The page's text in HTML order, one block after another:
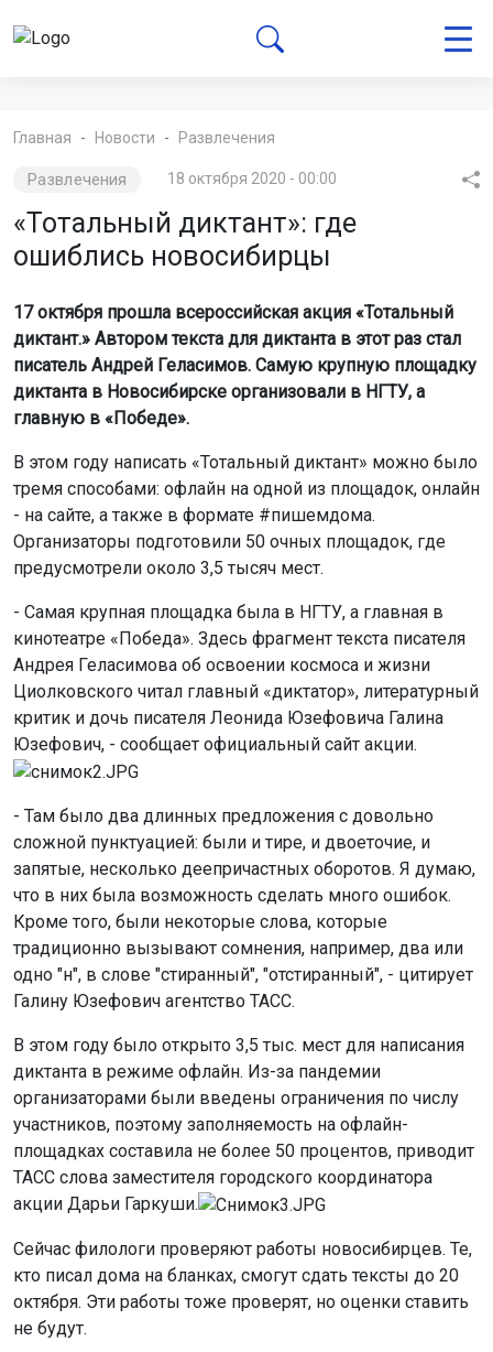
Главная Новости Развлечения
Развлечения 18 октября 2020 - 00:00
«Тотальный диктант»: где
ошиблись новосибирцы
17 октября прошла всероссийская акция «Тотальный
диктант.» Автором текста для диктанта в этот раз стал
писатель Андрей Геласимов. Самую крупную площадку
диктанта в Новосибирске организовали в НГТУ, а
главную в «Победе».
В этом году написать «Тотальный диктант» можно было
тремя способами: офлайн на одной из площадок, онлайн
- на сайте, а также в формате #пишемдома.
Организаторы подготовили 50 очных площадок, где
предусмотрели около 3,5 тысяч мест.
- Самая крупная площадка была в НГТУ, а главная в
кинотеатре «Победа». Здесь фрагмент текста писателя
Андрея Геласимова об освоении космоса и жизни
Циолковского читал главный «диктатор», литературный
критик и дочь писателя Леонида Юзефовича Галина
Юзефович, - сообщает официальный сайт акции.
- Там было два длинных предложения с довольно
сложной пунктуацией: были и тире, и двоеточие, и
запятые, несколько деепричастных оборотов. Я думаю,
что в них была возможность сделать много ошибок.
Кроме того, были некоторые слова, которые
традиционно вызывают сомнения, например, два или
одно "н", в слове "стиранный", "отстиранный", - цитирует
Галину Юзефович агентство ТАСС.
В этом году было открыто 3,5 тыс. мест для написания
диктанта в режиме офлайн. Из-за пандемии
организаторами были введены ограничения по числу
участников, поэтому заполняемость на офлайн-
площадках составила не более 50 процентов, приводит
ТАСС слова заместителя городского координатора
акции Дарьи Гаркуши.
Сейчас филологи проверяют работы новосибирцев. Те,
кто писал дома на бланках, смогут сдать тексты до 20
октября. Эти работы тоже проверят, но оценки ставить
не будут.